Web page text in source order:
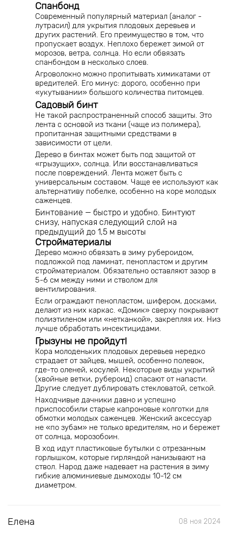
Спанбонд
Современный популярный материал (аналог -
лутрасил) для укрытия плодовых деревьев и
других растений. Его преимущество в том, что
пропускает воздух. Неплохо бережет зимой от
морозов, ветра, солнца. Но если обвязать
спанбондом в несколько слоев.
Агроволокно можно пропитывать химикатами от
вредителей. Его минус: дорого, особенно при
«укутывании» большого количества питомцев.
Садовый бинт
Не такой распространенный способ защиты. Это
лента с основой из ткани (чаще из полимера),
пропитанная защитными средствами в
зависимости от цели.
Дерево в бинтах может быть под защитой от
«грызущих», солнца. Или восстанавливаться
после повреждений. Лента может быть с
универсальным составом. Чаще ее используют как
альтернативу побелке, особенно на коре молодых
саженцев.
Бинтование — быстро и удобно. Бинтуют
снизу, напуская следующий слой на
предыдущий до 1,5 м высоты
Стройматериалы
Дерево можно обвязать в зиму рубероидом,
подложкой под ламинат, пенопластом и другим
стройматериалом. Обязательно оставляют зазор в
5-6 см между ними и стволом для
вентилирования.
Если ограждают пенопластом, шифером, досками,
делают из них каркас. «Домик» сверху покрывают
полиэтиленом или «нетканкой», закрепляя их. Низ
лучше обработать инсектицидами.
Грызуны не пройдут!
Кора молоденьких плодовых деревьев нередко
страдает от зайцев, мышей, особенно полевок,
где-то оленей, косулей. Некоторые виды укрытий
(хвойные ветки, рубероид) спасают от напасти.
Другие следует дублировать стекловатой, сеткой.
Находчивые дачники давно и успешно
приспособили старые капроновые колготки для
обмотки молодых саженцев. Женский аксессуар
не «по зубам» не только вредителям, но и бережет
от солнца, морозобоин.
В ход идут пластиковые бутылки с отрезанным
горлышком, которые гирляндой нанизывают на
ствол. Народ даже надевает на растения в зиму
гибкие алюминиевые дымоходы 10-12 см
диаметром.
Елена 08 ноя 2024